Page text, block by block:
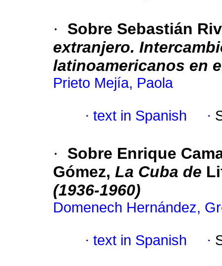
·
Sobre Sebastián
extranjero.
latinoamericanos en
Prieto Mejía, Paola
· text in Spanish ·
·
Sobre Enrique
Gómez, La Cuba de
(1936-1960)
Domenech Hernández,
· text in Spanish ·